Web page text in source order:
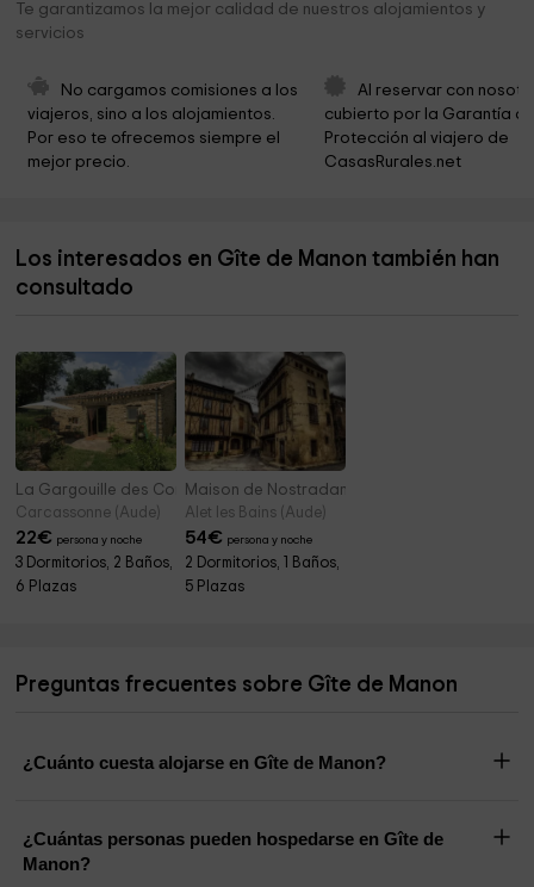
Te garantizamos la mejor calidad de nuestros alojamientos y
servicios
No cargamos comisiones a los
viajeros, sino a los alojamientos.
Por eso te ofrecemos siempre el
mejor precio.
Al reservar con
cubierto por la Garantía
Protección al viajero de
CasasRurales.net
Los interesados en Gîte de Manon también han
consultado
La Gargouille des Corbières
Carcassonne (Aude)
22€ persona y noche
3 Dormitorios, 2 Baños,
6 Plazas
Maison de Nostradamus
Alet les Bains (Aude)
54€ persona y noche
2 Dormitorios, 1 Baños,
5 Plazas
Preguntas frecuentes sobre Gîte de Manon
¿Cuánto cuesta alojarse en Gîte de Manon?
¿Cuántas personas pueden hospedarse en Gîte de
Manon?